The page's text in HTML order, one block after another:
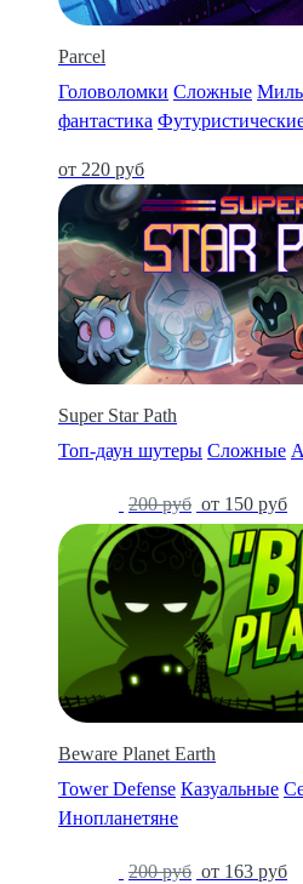
Parcel
Головоломки Сложные
фантастика
от 220 руб
Super Star Path
Топ-даун шутеры Сложные
200 руб от 150 руб
Beware Planet Earth
Tower Defense Казуальные
Инопланетяне
200 руб от 163 руб